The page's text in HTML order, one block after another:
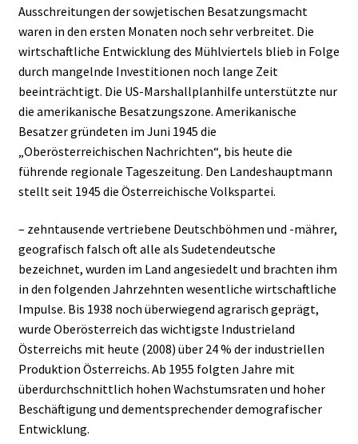
Ausschreitungen der sowjetischen Besatzungsmacht
waren in den ersten Monaten noch sehr verbreitet. Die
wirtschaftliche Entwicklung des Mühlviertels blieb in Folge
durch mangelnde Investitionen noch lange Zeit
beeinträchtigt. Die US-Marshallplanhilfe unterstützte nur
die amerikanische Besatzungszone. Amerikanische
Besatzer gründeten im Juni 1945 die
„Oberösterreichischen Nachrichten“, bis heute die
führende regionale Tageszeitung. Den Landeshauptmann
stellt seit 1945 die Österreichische Volkspartei.
– zehntausende vertriebene Deutschböhmen und -mährer,
geografisch falsch oft alle als Sudetendeutsche
bezeichnet, wurden im Land angesiedelt und brachten ihm
in den folgenden Jahrzehnten wesentliche wirtschaftliche
Impulse. Bis 1938 noch überwiegend agrarisch geprägt,
wurde Oberösterreich das wichtigste Industrieland
Österreichs mit heute (2008) über 24 % der industriellen
Produktion Österreichs. Ab 1955 folgten Jahre mit
überdurchschnittlich hohen Wachstumsraten und hoher
Beschäftigung und dementsprechender demografischer
Entwicklung.